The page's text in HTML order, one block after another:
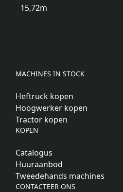
15,72m
MACHINES IN STOCK
Heftruck kopen
Hoogwerker kopen
Tractor kopen
KOPEN
Catalogus
Huuraanbod
Tweedehands machines
CONTACTEER ONS